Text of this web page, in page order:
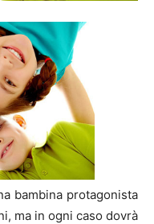
bambina protagonista
ma in ogni caso dovrà